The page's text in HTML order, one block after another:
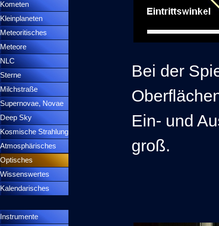
Kometen
Kleinplaneten
Meteoritisches
Meteore
NLC
Sterne
Milchstraße
Supernovae, Novae
Deep Sky
Kosmische Strahlung
Atmosphärisches
Optisches
Wissenswertes
Kalendarisches
Instrumente
Bei der
Ein- und
groß.